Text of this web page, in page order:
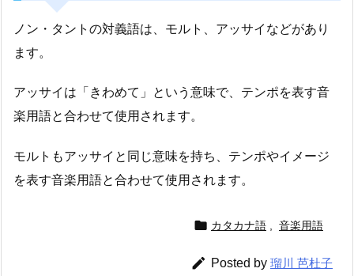
ノン・タントの対義語は、モルト、アッサイなどがあり
ます。
アッサイは「きわめて」という意味で、テンポを表す音
楽用語と合わせて使用されます。
モルトもアッサイと同じ意味を持ち、テンポやイメージ
を表す音楽用語と合わせて使用されます。
 カタカナ語 音楽用語
 Posted by 瑠川 芭杜子